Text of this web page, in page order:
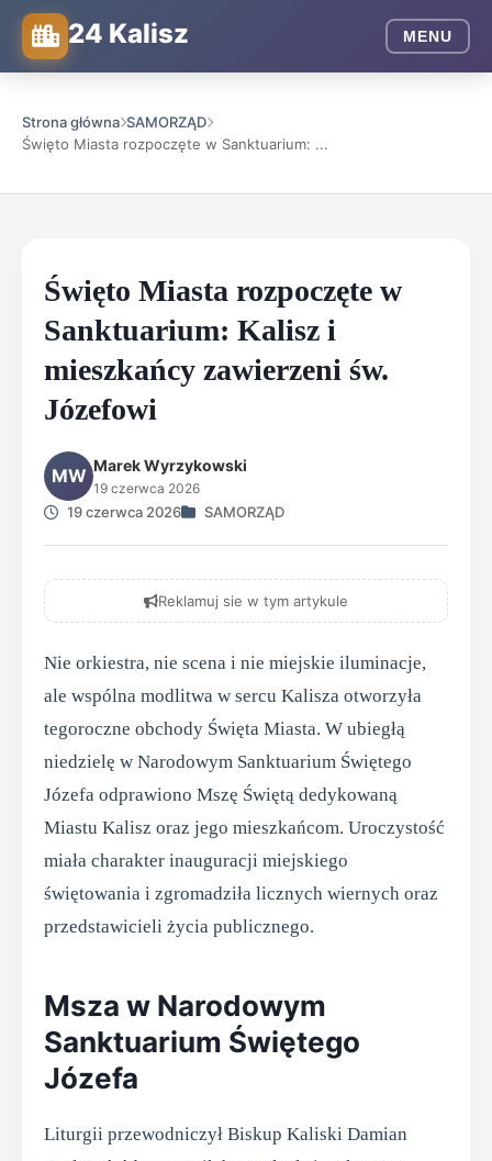
24 Kalisz MENU
Strona główna SAMORZĄD
Święto Miasta rozpoczęte w Sanktuarium: ...
Święto Miasta rozpoczęte w
Sanktuarium: Kalisz i
mieszkańcy zawierzeni św.
Józefowi
MW Marek Wyrzykowski
19 czerwca 2026
19 czerwca 2026 SAMORZĄD
Reklamuj sie w tym artykule
Nie orkiestra, nie scena i nie miejskie iluminacje,
ale wspólna modlitwa w sercu Kalisza otworzyła
tegoroczne obchody Święta Miasta. W ubiegłą
niedzielę w Narodowym Sanktuarium Świętego
Józefa odprawiono Mszę Świętą dedykowaną
Miastu Kalisz oraz jego mieszkańcom. Uroczystość
miała charakter inauguracji miejskiego
świętowania i zgromadziła licznych wiernych oraz
przedstawicieli życia publicznego.
Msza w Narodowym
Sanktuarium Świętego
Józefa
Liturgii przewodniczył Biskup Kaliski Damian